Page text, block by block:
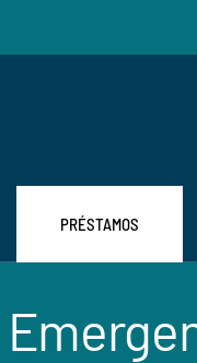
PRÉSTAMOS